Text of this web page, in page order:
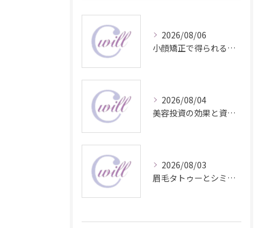
2026/08/06
小顔矯正で得られる顔変化の科学的効果
2026/08/04
美容投資の効果と資産価値の解説
2026/08/03
眉毛タトゥーとシミ予防に効く食材解説